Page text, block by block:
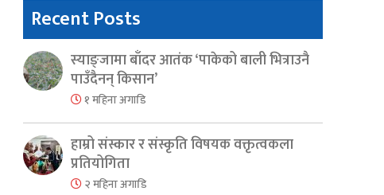
Recent Posts
स्याङ्जामा बाँदर आतंक ‘पाकेको बाली भित्राउनै
पाउँदैनन् किसान’
१ महिना अगाडि
हाम्रो संस्कार र संस्कृति विषयक वक्तृत्वकला
प्रतियोगिता
२ महिना अगाडि